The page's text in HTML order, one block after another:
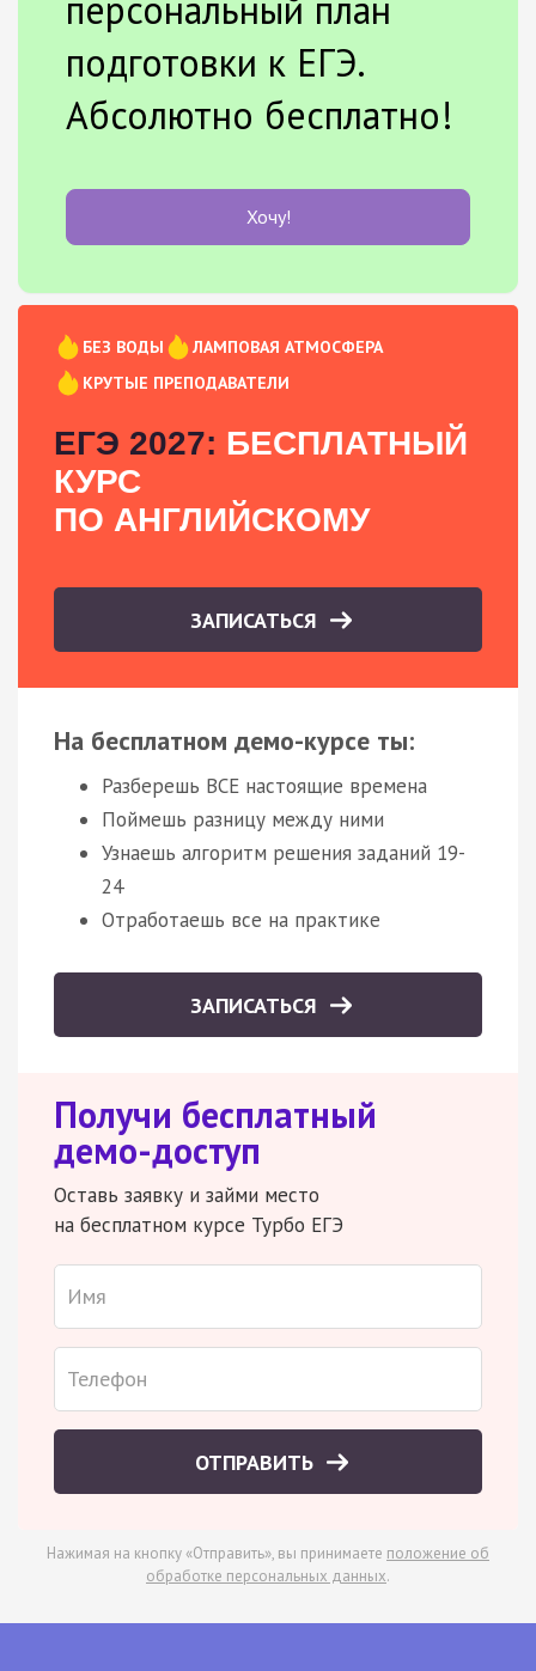
подготовки к ЕГЭ.
Абсолютно бесплатно!
Хочу!
БЕЗ ВОДЫ
ЛАМПОВАЯ АТМОСФЕРА
КРУТЫЕ ПРЕПОДАВАТЕЛИ
ЕГЭ 2027: БЕСПЛАТНЫЙ
КУРС
ПО АНГЛИЙСКОМУ
ЗАПИСАТЬСЯ
На бесплатном демо-курсе ты:
Разберешь ВСЕ настоящие времена
Поймешь разницу между ними
Узнаешь алгоритм решения заданий 19-
24
Отработаешь все на практике
ЗАПИСАТЬСЯ
Получи бесплатный
демо-доступ
Оставь заявку и займи место
на бесплатном курсе Турбо ЕГЭ
ОТПРАВИТЬ
Нажимая на кнопку «Отправить», вы принимаете положение об
обработке персональных данных.